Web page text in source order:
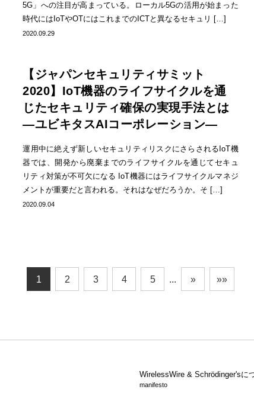
5G」への注目が高まっている。ローカル5Gの活用が始まった
時代にはIoTやOTにはこれまでのICTと異なるセキュリ […]
2020.09.29
【ジャパンセキュリティサミット
2020】IoT機器のライフサイクルを通
じたセキュリティ確保の実現手法とは
—ユビキタスAIコーポレーション—
運用中に絶えず新しいセキュリティリスクにさらされるIoT機
器では、開発から廃棄までのライフサイクルを通じてセキュ
リティ対策が不可欠になる IoT機器にはライフサイクルマネジ
メントが重要だと言われる。それはなぜだろうか。そ […]
2020.09.04
1 2 3 4 5 ... » »»
WirelessWire & Schrödinger'sに
manifesto